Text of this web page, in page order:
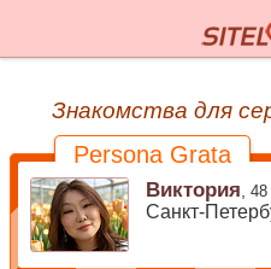
Знакомства для
Persona Grata
Виктория ,48
Санкт-